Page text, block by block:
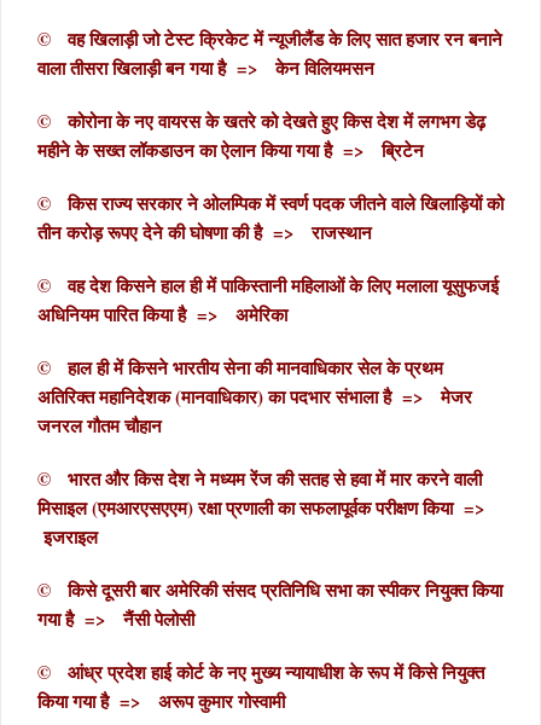
© वह खिलाड़ी जो टेस्ट क्रिकेट में न्यूजीलैंड के लिए सात हजार रन बनाने
वाला तीसरा खिलाड़ी बन गया है => केन विलियमसन
© कोरोना के नए वायरस के खतरे को देखते हुए किस देश में लगभग डेढ़
महीने के सख्त लॉकडाउन का ऐलान किया गया है => ब्रिटेन
© किस राज्य सरकार ने ओलम्पिक में स्वर्ण पदक जीतने वाले खिलाड़ियों को
तीन करोड़ रूपए देने की घोषणा की है => राजस्थान
© वह देश किसने हाल ही में पाकिस्तानी महिलाओं के लिए मलाला यूसुफजई
अधिनियम पारित किया है => अमेरिका
© हाल ही में किसने भारतीय सेना की मानवाधिकार सेल के प्रथम
अतिरिक्त महानिदेशक (मानवाधिकार) का पदभार संभाला है => मेजर
जनरल गौतम चौहान
© भारत और किस देश ने मध्यम रेंज की सतह से हवा में मार करने वाली
मिसाइल (एमआरएसएएम) रक्षा प्रणाली का सफलापूर्वक परीक्षण किया =>
इजराइल
© किसे दूसरी बार अमेरिकी संसद प्रतिनिधि सभा का स्पीकर नियुक्त किया
गया है => नैंसी पेलोसी
© आंध्र प्रदेश हाई कोर्ट के नए मुख्य न्यायाधीश के रूप में किसे नियुक्त
किया गया है => अरूप कुमार गोस्वामी